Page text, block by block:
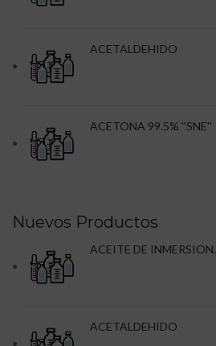
ACETALDEHIDO
ACETONA 99.5% ''SNE''
Nuevos Productos
ACEITE DE INMERSION.
ACETALDEHIDO